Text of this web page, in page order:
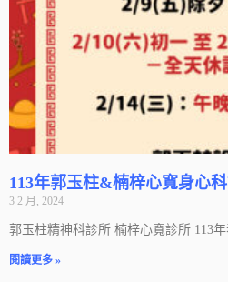
113年郭玉柱&楠梓心寬身心
3 2 月, 2024
郭玉柱精神科診所 楠梓心寬診所 113
閱讀更多 »